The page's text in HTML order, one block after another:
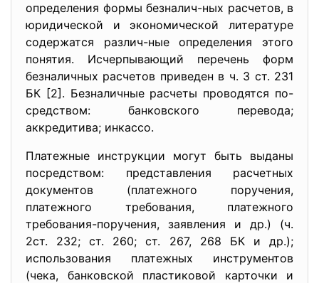
определения формы безналич-ных расчетов, в
юридической и экономической литературе
содержатся различ-ные определения этого
понятия. Исчерпывающий перечень форм
безналичных расчетов приведен в ч. 3 ст. 231
БК [2]. Безналичные расчеты проводятся по-
средством: банковского перевода;
аккредитива; инкассо.
Платежные инструкции могут быть выданы
посредством: представления расчетных
документов (платежного поручения,
платежного требования, платежного
требования-поручения, заявления и др.) (ч.
2ст. 232; ст. 260; ст. 267, 268 БК и др.);
использования платежных инструментов
(чека, банковской пластиковой карточки и